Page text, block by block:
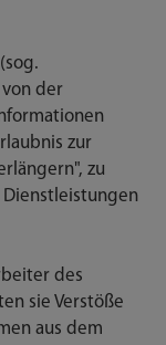
der
zur
zu
des
sie Verstöße
aus dem